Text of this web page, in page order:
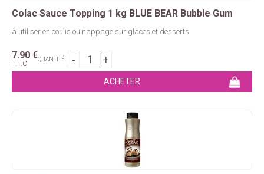
Colac Sauce Topping 1 kg BLUE BEAR Bubble Gum
à utiliser en coulis ou nappage sur glaces et desserts
7.90 €
T.T.C. QUANTITÉ